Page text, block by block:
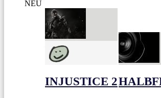
NEU
INJUSTICE 2